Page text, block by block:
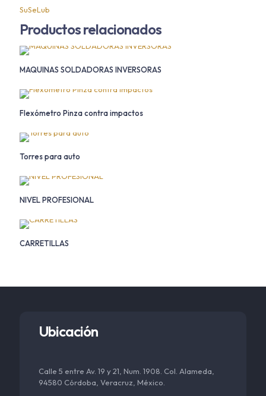
SuSeLub
Productos relacionados
MAQUINAS SOLDADORAS INVERSORAS
Flexómetro Pinza contra impactos
Torres para auto
NIVEL PROFESIONAL
CARRETILLAS
Ubicación
Calle 5 entre Av. 19 y 21, Num. 1908. Col. Alameda,
94580 Córdoba, Veracruz, México.